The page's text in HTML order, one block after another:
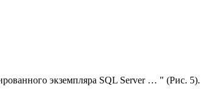
экземпляра SQL Server … " (Рис. 5).